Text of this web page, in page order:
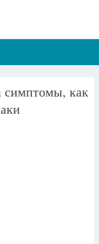
симптомы, как